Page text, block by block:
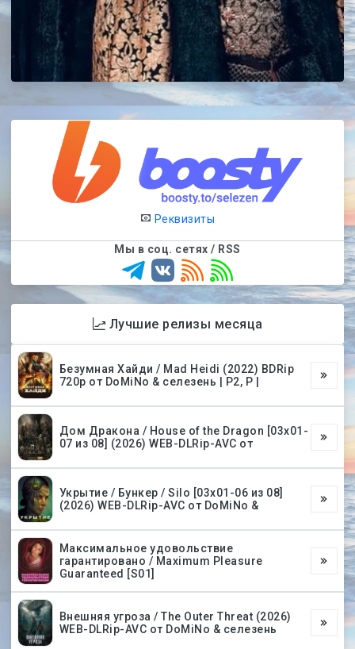
Реквизиты
Мы в соц. сетях / RSS
Лучшие релизы месяца
Безумная Хайди / Mad Heidi (2022) BDRip
720p от DoMiNo & селезень | P2, P |
Дом Дракона / House of the Dragon [03х01-
07 из 08] (2026) WEB-DLRip-AVC от
Укрытие / Бункер / Silo [03х01-06 из 08]
(2026) WEB-DLRip-AVC от DoMiNo &
Максимальное удовольствие
гарантировано / Maximum Pleasure
Guaranteed [S01]
Внешняя угроза / The Outer Threat (2026)
WEB-DLRip-AVC от DoMiNo & селезень